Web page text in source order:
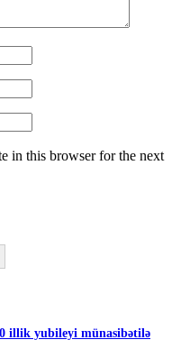
in this browser for the next
illik yubileyi münasibətilə